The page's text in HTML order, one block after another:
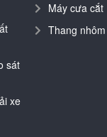
sát
xe
Máy cưa cắt
Thang nhôm